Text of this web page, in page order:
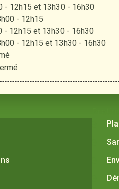
- 12h15 et 13h30 - 16h30
- 12h15
- 12h15 et 13h30 - 16h30
- 12h15 et 13h30 - 16h30